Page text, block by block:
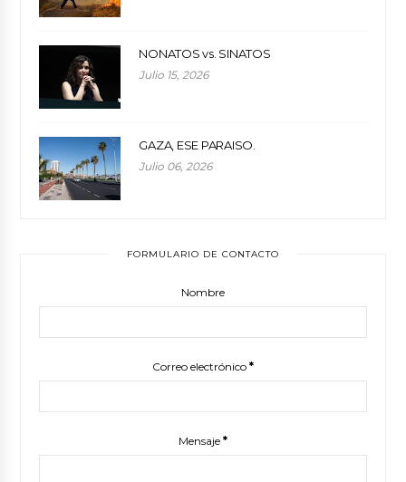
NONATOS vs. SINATOS
Julio 15, 2026
GAZA, ESE PARAISO.
Julio 06, 2026
FORMULARIO DE CONTACTO
Nombre
Correo electrónico *
Mensaje *